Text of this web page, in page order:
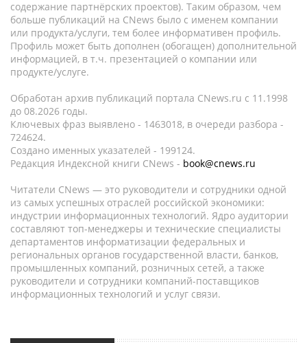
содержание партнёрских проектов). Таким образом, чем
больше публикаций на CNews было с именем компании
или продукта/услуги, тем более информативен профиль.
Профиль может быть дополнен (обогащен) дополнительной
информацией, в т.ч. презентацией о компании или
продукте/услуге.
Обработан архив публикаций портала CNews.ru c 11.1998
до 08.2026 годы.
Ключевых фраз выявлено - 1463018, в очереди разбора -
724624.
Создано именных указателей - 199124.
Редакция Индексной книги CNews - book@cnews.ru
Читатели CNews — это руководители и сотрудники одной
из самых успешных отраслей российской экономики:
индустрии информационных технологий. Ядро аудитории
составляют топ-менеджеры и технические специалисты
департаментов информатизации федеральных и
региональных органов государственной власти, банков,
промышленных компаний, розничных сетей, а также
руководители и сотрудники компаний-поставщиков
информационных технологий и услуг связи.